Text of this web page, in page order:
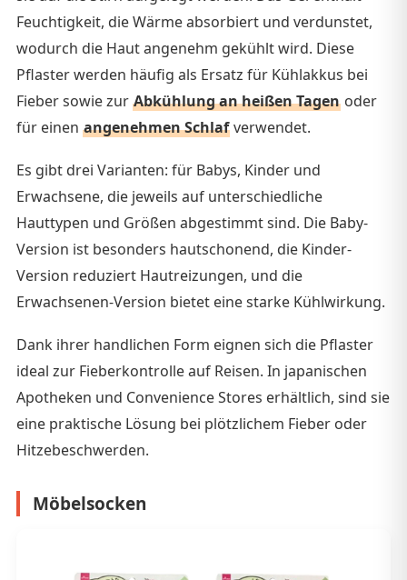
Feuchtigkeit, die Wärme absorbiert und verdunstet,
wodurch die Haut angenehm gekühlt wird. Diese
Pflaster werden häufig als Ersatz für Kühlakkus bei
Fieber sowie zur Abkühlung an heißen Tagen oder
für einen angenehmen Schlaf verwendet.
Es gibt drei Varianten: für Babys, Kinder und
Erwachsene, die jeweils auf unterschiedliche
Hauttypen und Größen abgestimmt sind. Die Baby-
Version ist besonders hautschonend, die Kinder-
Version reduziert Hautreizungen, und die
Erwachsenen-Version bietet eine starke Kühlwirkung.
Dank ihrer handlichen Form eignen sich die Pflaster
ideal zur Fieberkontrolle auf Reisen. In japanischen
Apotheken und Convenience Stores erhältlich, sind sie
eine praktische Lösung bei plötzlichem Fieber oder
Hitzebeschwerden.
Möbelsocken